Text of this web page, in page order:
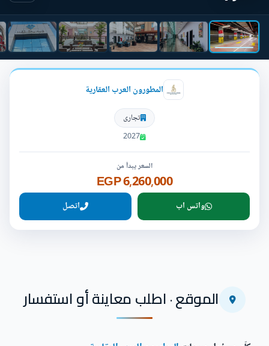
المطورون العرب العقارية
تجارى
2027
السعر يبدأ من
6,260,000 EGP
واتس اب اتصل
الموقع · اطلب معاينة أو استفسار